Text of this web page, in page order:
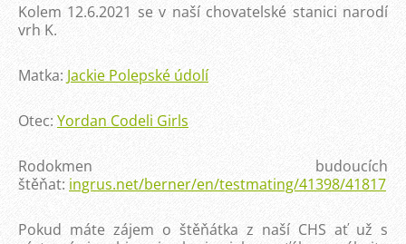
Kolem 12.6.2021 se v naší chovatelské stanici narodí
vrh K.
Matka: Jackie Polepské údolí
Otec: Yordan Codeli Girls
Rodokmen budoucích
štěňat: ingrus.net/berner/en/testmating/41398/41817
Pokud máte zájem o štěňátka z naší CHS ať už s